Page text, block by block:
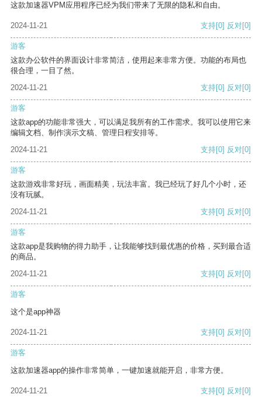
这款加速器VPM应用程序已经为我们带来了无限的隐私和自由。
2024-11-21 支持[0] 反对[0]
游客
这款办公软件的界面设计非常简洁，使用起来非常方便。功能的布局也
很合理，一目了然。
2024-11-21
支持[0] 反对[0]
游客
这款app的功能非常强大，可以满足我所有的工作需求。我可以使用它来
编辑文档、制作演示文稿、管理日程安排等。
2024-11-21
支持[0] 反对[0]
游客
这款游戏非常好玩，画面精美，玩法丰富。我已经玩了好几个小时，还
没有玩腻。
2024-11-21
支持[0] 反对[0]
游客
这款app是我购物的得力助手，让我能够找到最优惠的价格，买到最合适
的商品。
2024-11-21
支持[0] 反对[0]
游客
这个是app神器
2024-11-21 支持[0] 反对[0]
游客
这款加速器app的操作非常简单，一键加速就能开启，非常方便。
2024-11-21 支持[0] 反对[0]